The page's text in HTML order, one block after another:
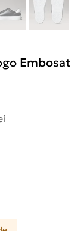
Embosat